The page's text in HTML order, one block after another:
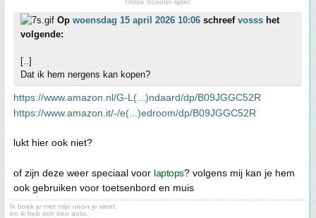
Op woensdag 15 april 2026 10:06 schreef vosss het
volgende:
[..]
Dat ik hem nergens kan kopen?
https://www.amazon.nl/G-L(...)ndaard/dp/B09JGGC52R
https://www.amazon.it/-/e(...)edroom/dp/B09JGGC52R
lukt hier ook niet?
of zijn deze weer speciaal voor laptops? volgens mij kan je hem
ook gebruiken voor toetsenbord en muis
Ik boek je met mijn neon je weet.
en ik heb ook een auto.